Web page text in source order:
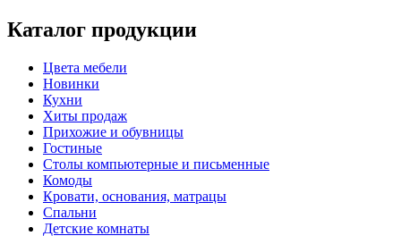
Каталог продукции
Цвета мебели
Новинки
Кухни
Хиты продаж
Прихожие и обувницы
Гостиные
Столы компьютерные и письменные
Комоды
Кровати, основания, матрацы
Спальни
Детские комнаты